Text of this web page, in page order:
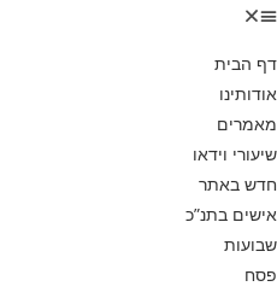
דף הבית
אודותינו
מאמרים
שיעורי וידאו
חדש באתר
אישים בתנ”כ
שבועות
פסח